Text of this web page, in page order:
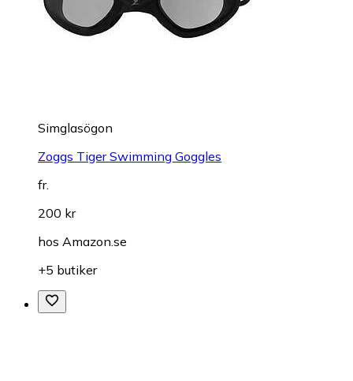
Simglasögon
Zoggs Tiger Swimming Goggles
fr.
200 kr
hos Amazon.se
+5 butiker